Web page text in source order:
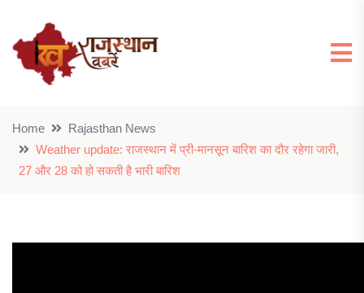
Home
Rajasthan News
Weather update: राजस्थान में प्री-मानसून बारिश का दौर रहेगा जारी,
27 और 28 को हो सकती है भारी बारिश